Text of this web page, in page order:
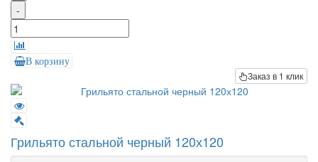
-
В корзину
Заказ в 1 клик
Грильято стальной черный 120х120